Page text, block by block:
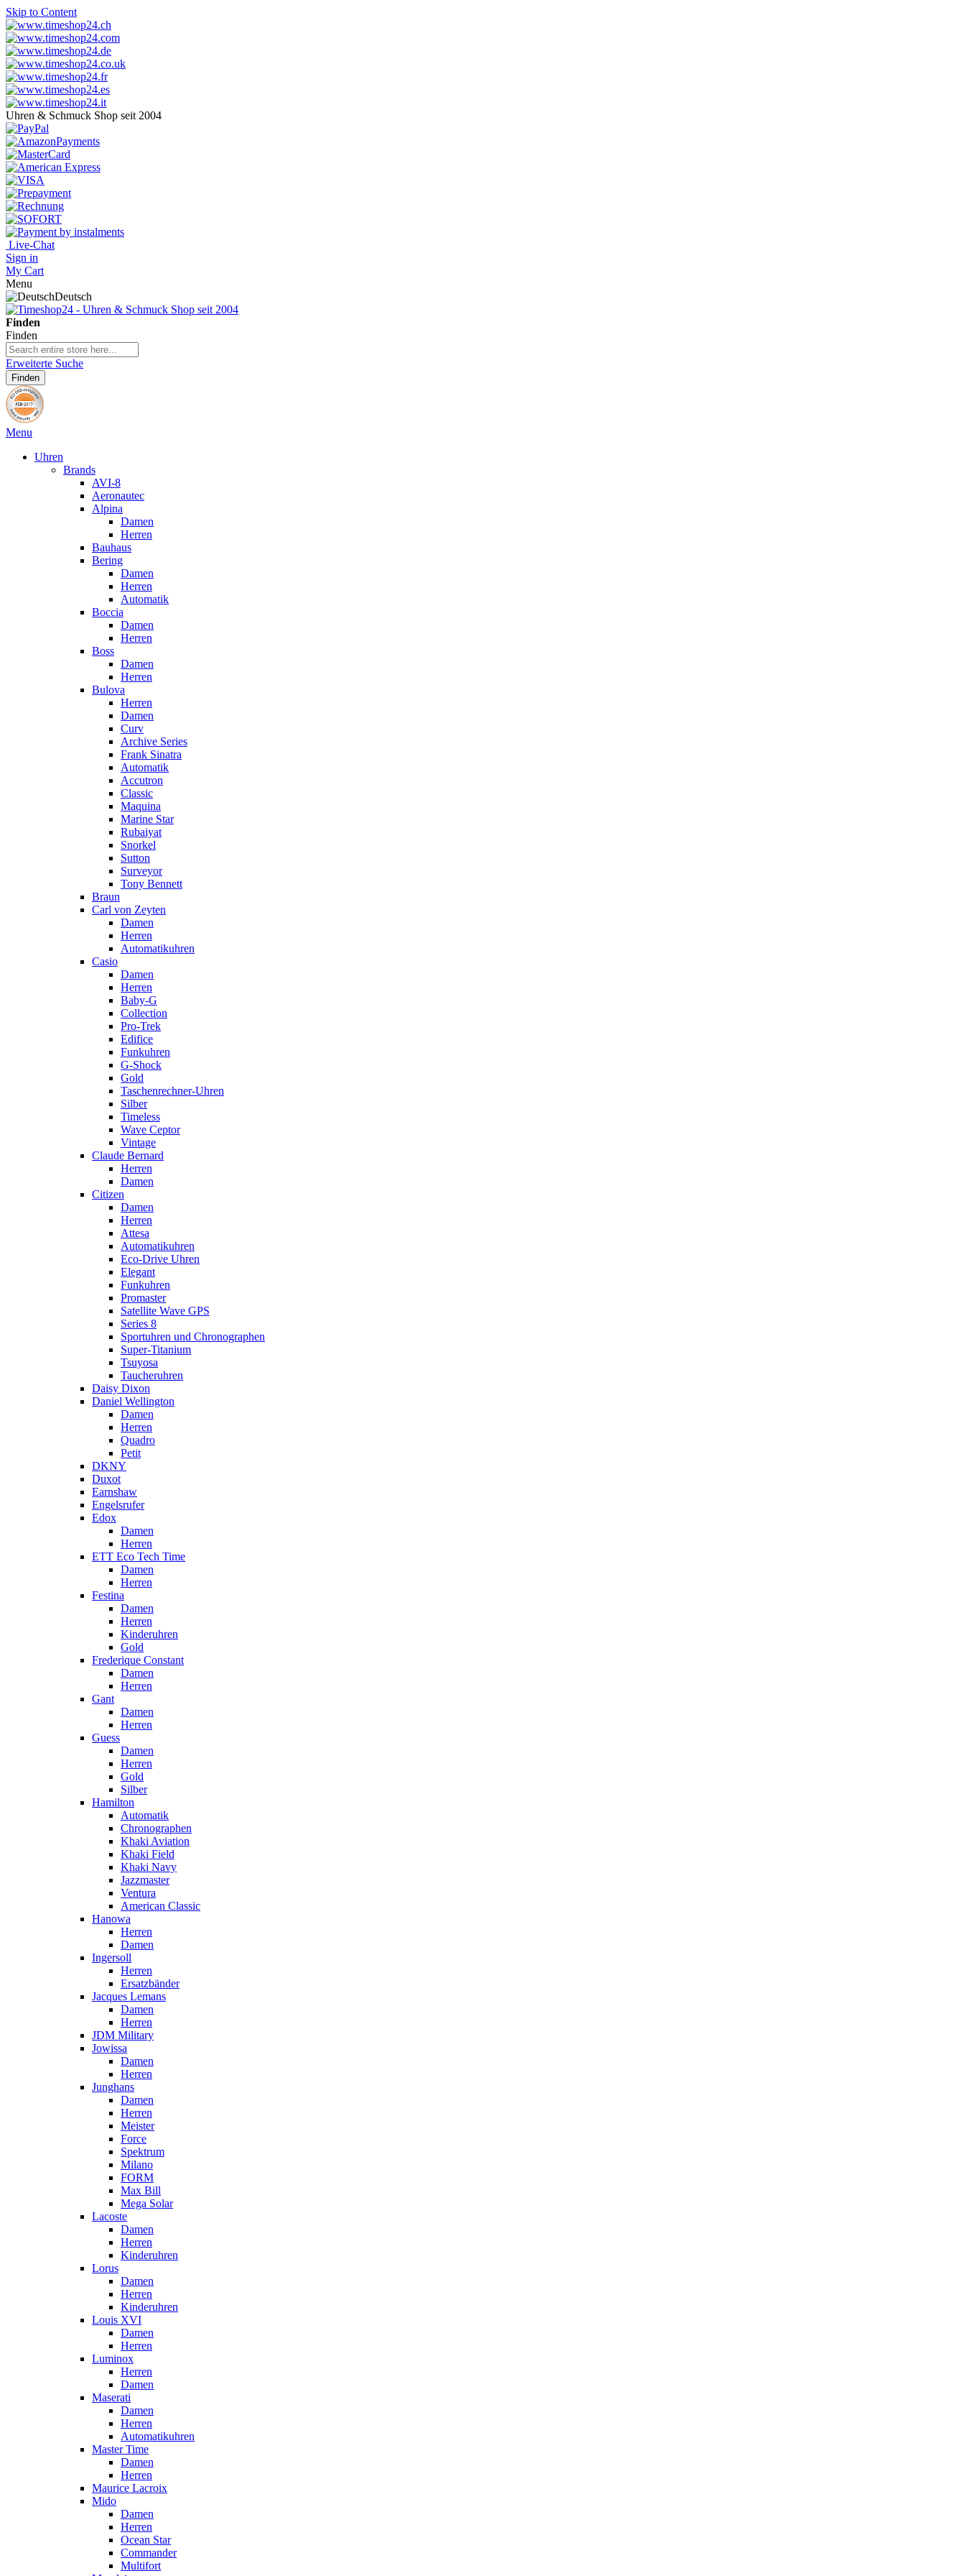
Skip to Content
Uhren & Schmuck Shop seit 2004
Live-Chat
Sign in
My Cart
Menu
Deutsch
Finden
Finden
Erweiterte Suche
Finden
Menu
Uhren
Brands
AVI-8
Aeronautec
Alpina
Damen
Herren
Bauhaus
Bering
Damen
Herren
Automatik
Boccia
Damen
Herren
Boss
Damen
Herren
Bulova
Herren
Damen
Curv
Archive Series
Frank Sinatra
Automatik
Accutron
Classic
Maquina
Marine Star
Rubaiyat
Snorkel
Sutton
Surveyor
Tony Bennett
Braun
Carl von Zeyten
Damen
Herren
Automatikuhren
Casio
Damen
Herren
Baby-G
Collection
Pro-Trek
Edifice
Funkuhren
G-Shock
Gold
Taschenrechner-Uhren
Silber
Timeless
Wave Ceptor
Vintage
Claude Bernard
Herren
Damen
Citizen
Damen
Herren
Attesa
Automatikuhren
Eco-Drive Uhren
Elegant
Funkuhren
Promaster
Satellite Wave GPS
Series 8
Sportuhren und Chronographen
Super-Titanium
Tsuyosa
Taucheruhren
Daisy Dixon
Daniel Wellington
Damen
Herren
Quadro
Petit
DKNY
Duxot
Earnshaw
Engelsrufer
Edox
Damen
Herren
ETT Eco Tech Time
Damen
Herren
Festina
Damen
Herren
Kinderuhren
Gold
Frederique Constant
Damen
Herren
Gant
Damen
Herren
Guess
Damen
Herren
Gold
Silber
Hamilton
Automatik
Chronographen
Khaki Aviation
Khaki Field
Khaki Navy
Jazzmaster
Ventura
American Classic
Hanowa
Herren
Damen
Ingersoll
Herren
Ersatzbänder
Jacques Lemans
Damen
Herren
JDM Military
Jowissa
Damen
Herren
Junghans
Damen
Herren
Meister
Force
Spektrum
Milano
FORM
Max Bill
Mega Solar
Lacoste
Damen
Herren
Kinderuhren
Lorus
Damen
Herren
Kinderuhren
Louis XVI
Damen
Herren
Luminox
Herren
Damen
Maserati
Damen
Herren
Automatikuhren
Master Time
Damen
Herren
Maurice Lacroix
Mido
Damen
Herren
Ocean Star
Commander
Multifort